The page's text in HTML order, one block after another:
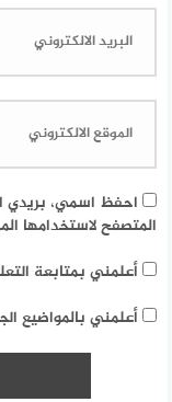
احفظ اسمي، بريدي
المتصفح لاستخدامها
أعلمني بمتابعة
أعلمني بالمواضيع